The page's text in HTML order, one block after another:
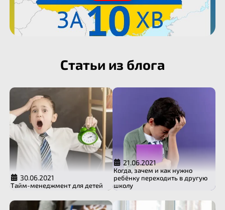
Статьи из блога
30.06.2021
Тайм-менеджмент для детей
21.06.2021
Когда, зачем и как нужно
ребёнку переходить в другую
школу